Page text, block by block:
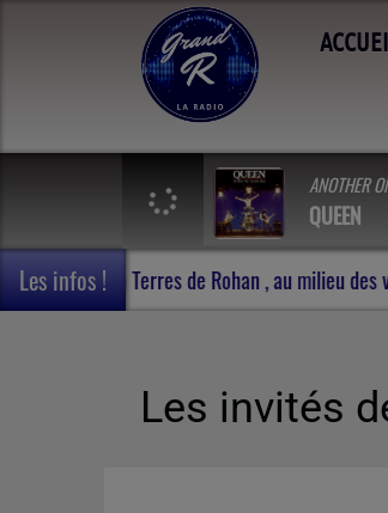
ANOTHER
QUEEN
Les infos !Carnet de voyage en Terres de Rohan
Les invités